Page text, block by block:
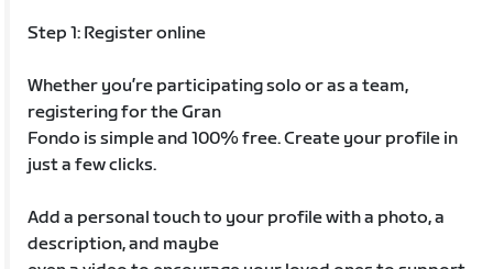
Step 1: Register online
Whether you’re participating solo or as a team,
registering for the Gran
Fondo is simple and 100% free. Create your profile in
just a few clicks.
Add a personal touch to your profile with a photo, a
description, and maybe